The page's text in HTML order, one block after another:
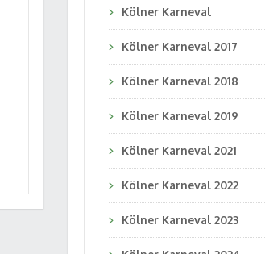
Kölner Karneval
Kölner Karneval 2017
Kölner Karneval 2018
Kölner Karneval 2019
Kölner Karneval 2021
Kölner Karneval 2022
Kölner Karneval 2023